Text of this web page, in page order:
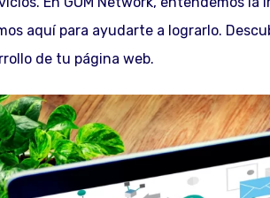
aquí para ayudarte a lograrlo.
de tu página web.